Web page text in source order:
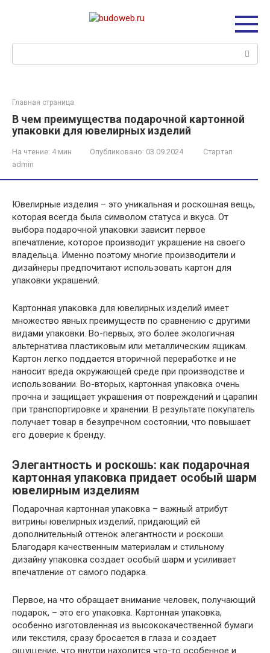
Главная страница
В чем преимущества подарочной картонной
упаковки для ювелирных изделий
На чтение: 4 мин Опубликовано: 03.09.2024
Стартап
admin
Ювелирные изделия – это уникальная и роскошная вещь,
которая всегда была символом статуса и вкуса. От
выбора подарочной упаковки зависит первое
впечатление, которое производит украшение на своего
владельца. Именно поэтому многие производители и
дизайнеры предпочитают использовать картон для
упаковки украшений.
Картонная упаковка для ювелирных изделий имеет
множество явных преимуществ по сравнению с другими
видами упаковки. Во-первых, это более экологичная
альтернатива пластиковым или металлическим ящикам.
Картон легко поддается вторичной переработке и не
наносит вреда окружающей среде при производстве и
использовании. Во-вторых, картонная упаковка очень
прочна и защищает украшения от повреждений и царапин
при транспортировке и хранении. В результате покупатель
получает товар в безупречном состоянии, что повышает
его доверие к бренду.
Элегантность и роскошь: как подарочная
картонная упаковка придает особый шарм
ювелирным изделиям
Подарочная картонная упаковка – важный атрибут
витрины ювелирных изделий, придающий ей
дополнительный оттенок элегантности и роскоши.
Благодаря качественным материалам и стильному
дизайну упаковка создает особый шарм и усиливает
впечатление от самого подарка.
Первое, на что обращает внимание человек, получающий
подарок, – это его упаковка. Картонная упаковка,
особенно изготовленная из высококачественной бумаги
или текстиля, сразу бросается в глаза и создает
ощущение, что внутри находится что-то особенное и